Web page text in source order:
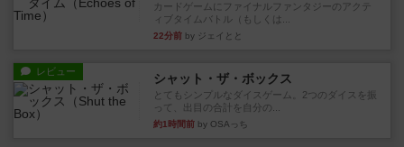
カードゲームにファイナルファンタジーのアクテ
ィブタイムバトル（もしくは...
22分前 by ジェイとと
レビュー シャット・ザ・ボックス
とてもシンプルなダイスゲーム。2つのダイスを振
って、出目の合計を自分の...
約1時間前 by OSAっち